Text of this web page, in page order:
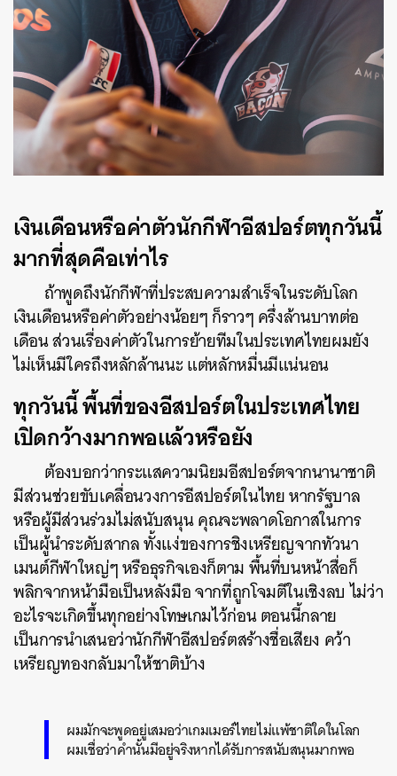
เงินเดือนหรือค่าตัวนักกีฬาอีสปอร์ตทุกวันนี้
มากที่สุดคือเท่าไร
ถ้าพูดถึงนักกีฬาที่ประสบความสำเร็จในระดับโลก
เงินเดือนหรือค่าตัวอย่างน้อยๆ ก็ราวๆ ครึ่งล้านบาทต่อ
เดือน ส่วนเรื่องค่าตัวในการย้ายทีมในประเทศไทยผมยัง
ไม่เห็นมีใครถึงหลักล้านนะ แต่หลักหมื่นมีแน่นอน
ทุกวันนี้ พื้นที่ของอีสปอร์ตในประเทศไทย
เปิดกว้างมากพอแล้วหรือยัง
ต้องบอกว่ากระแสความนิยมอีสปอร์ตจากนานาชาติ
มีส่วนช่วยขับเคลื่อนวงการอีสปอร์ตในไทย หากรัฐบาล
หรือผู้มีส่วนร่วมไม่สนับสนุน คุณจะพลาดโอกาสในการ
เป็นผู้นำระดับสากล ทั้งแง่ของการชิงเหรียญจากทัวนา
เมนต์กีฬาใหญ่ๆ หรือธุรกิจเองก็ตาม พื้นที่บนหน้าสื่อก็
พลิกจากหน้ามือเป็นหลังมือ จากที่ถูกโจมตีในเชิงลบ ไม่ว่า
อะไรจะเกิดขึ้นทุกอย่างโทษเกมไว้ก่อน ตอนนี้กลาย
เป็นการนำเสนอว่านักกีฬาอีสปอร์ตสร้างชื่อเสียง คว้า
เหรียญทองกลับมาให้ชาติบ้าง
ผมมักจะพูดอยู่เสมอว่าเกมเมอร์ไทยไม่แพ้ชาติใดในโลก
ผมเชื่อว่าคำนั้นมีอยู่จริงหากได้รับการสนับสนุนมากพอ
SHARE TWEET LINE EMAIL